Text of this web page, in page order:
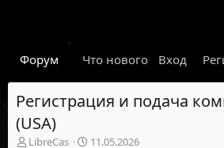
Форум Что нового Гарант
Вход
Регистрация и подача
(USA)
АLibreCas
Д11.05.2026